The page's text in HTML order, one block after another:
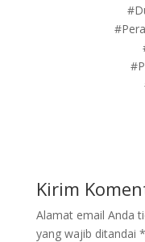
Kirim
Alamat email Anda
yang wajib ditandai *